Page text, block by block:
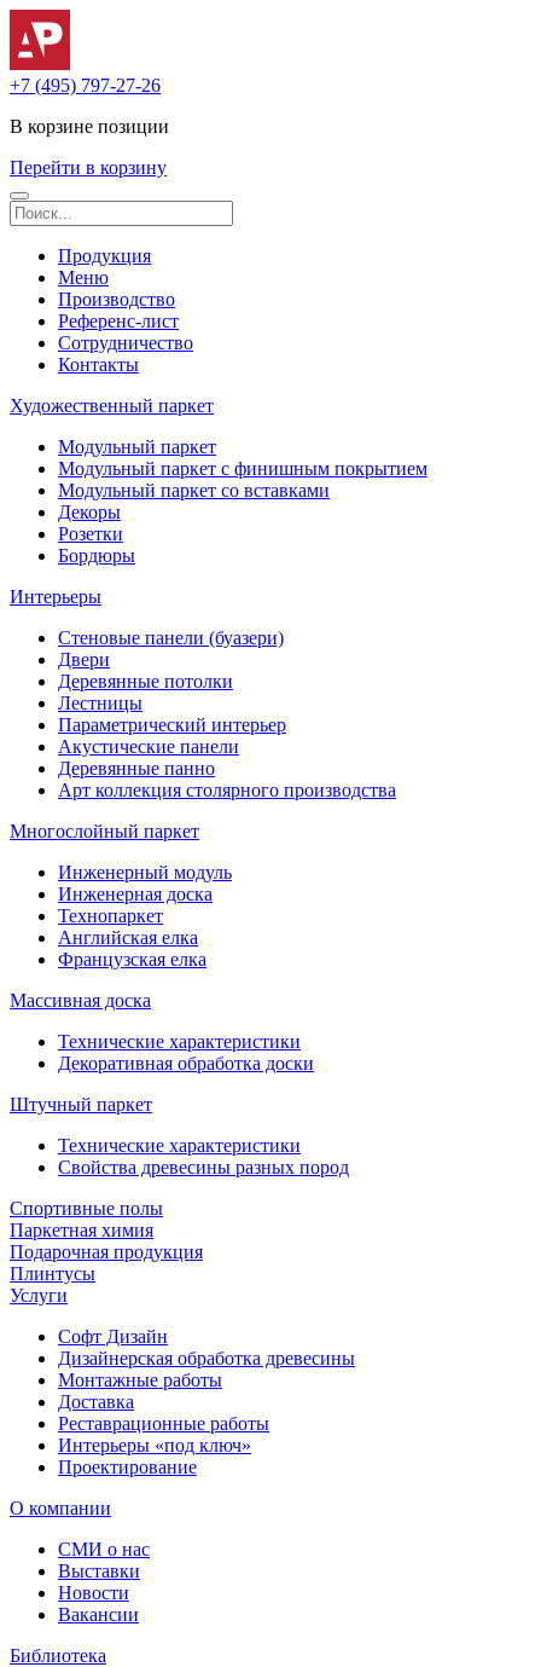
+7 (495) 797-27-26
В корзине позиции
Перейти в корзину
Продукция
Меню
Производство
Референс-лист
Сотрудничество
Контакты
Художественный паркет
Модульный паркет
Модульный паркет с финишным покрытием
Модульный паркет со вставками
Декоры
Розетки
Бордюры
Интерьеры
Стеновые панели (буазери)
Двери
Деревянные потолки
Лестницы
Параметрический интерьер
Акустические панели
Деревянные панно
Арт коллекция столярного производства
Многослойный паркет
Инженерный модуль
Инженерная доска
Технопаркет
Английская елка
Французская елка
Массивная доска
Технические характеристики
Декоративная обработка доски
Штучный паркет
Технические характеристики
Свойства древесины разных пород
Спортивные полы
Паркетная химия
Подарочная продукция
Плинтусы
Услуги
Софт Дизайн
Дизайнерская обработка древесины
Монтажные работы
Доставка
Реставрационные работы
Интерьеры «под ключ»
Проектирование
О компании
СМИ о нас
Выставки
Новости
Вакансии
Библиотека